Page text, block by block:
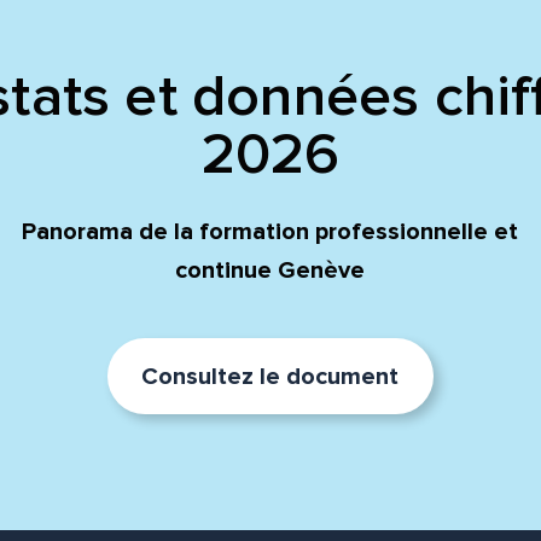
et données
2026
Panorama de la formation professionnelle et
continue Genève
Consultez le document